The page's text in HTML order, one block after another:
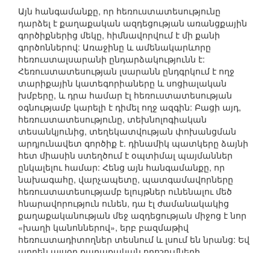
Այն հանգամանքը, որ հեռուստատեսությունը
դարձել է քաղաքական ազդեցության առանցքային
գործիքներից մեկը, հիմնավորվում է մի քանի
գործոններով: Առաջինը և ամենակարևորը
հեռուստալսարանի ընդարձակությունն է:
Հեռուստատեսության լսարանն ընդգրկում է ողջ
տարիքային կատեգորիաները և սոցիալական
խմբերը, և դրա համար էլ հեռուստատեսության
օգնությամբ կարելի է դիմել ողջ ազգին: Բացի այդ,
հեռուստատեսությունը, տեխնոլոգիական
տեսանկյունից, տեղեկատվության փոխանցման
արդյունավետ գործիք է. դինամիկ պատկերը ձայնի
հետ միասին ստեղծում է օպտիմալ պայմաններ
ընկալելու համար: Հենց այն հանգամանքը, որ
նախագահը, վարչապետը, պատգամավորները
հեռուստատեսությամբ ելույթներ ունենալու մեծ
հնարավորություն ունեն, դա էլ ժամանակակից
քաղաքականության մեջ ազդեցության միջոց է նոր
«խաղի կանոններով», երբ բազմաթիվ
հեռուստադիտողներ տեսնում և լսում են նրանց: Եվ